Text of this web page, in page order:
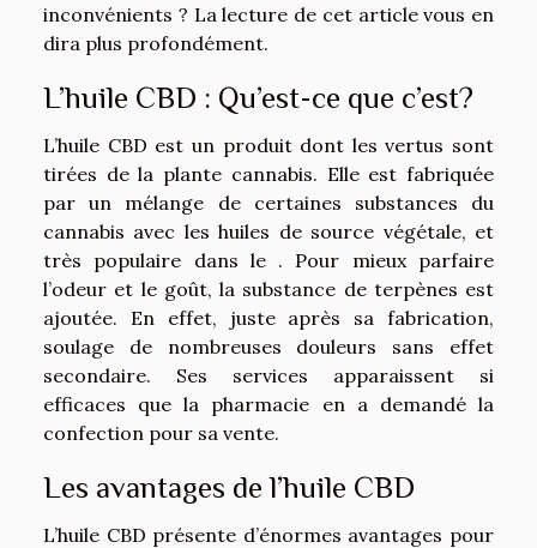
inconvénients ? La lecture de cet article vous en
dira plus profondément.
L’huile CBD : Qu’est-ce que c’est?
L’huile CBD est un produit dont les vertus sont
tirées de la plante cannabis. Elle est fabriquée
par un mélange de certaines substances du
cannabis avec les huiles de source végétale, et
très populaire dans le . Pour mieux parfaire
l’odeur et le goût, la substance de terpènes est
ajoutée. En effet, juste après sa fabrication,
soulage de nombreuses douleurs sans effet
secondaire. Ses services apparaissent si
efficaces que la pharmacie en a demandé la
confection pour sa vente.
Les avantages de l’huile CBD
L’huile CBD présente d’énormes avantages pour